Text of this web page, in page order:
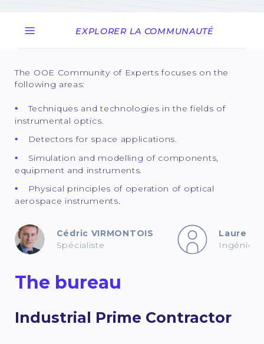
EXPLORER LA COMMUNAUTÉ
The OOE Community of Experts focuses on the
following areas:
Techniques and technologies in the fields of
instrumental optics.
Detectors for space applications.
Simulation and modelling of components,
equipment and instruments.
Physical principles of operation of optical
aerospace instruments.
Cédric VIRMONTOIS
Spécialiste
Laure
The bureau
Industrial Prime Contractor